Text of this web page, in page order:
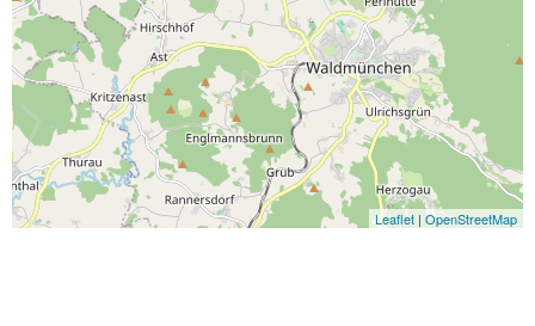
Leaflet | OpenStreetMap